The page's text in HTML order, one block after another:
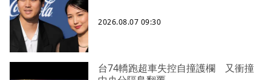
2026.08.07 09:30
台74轎跑超車失控自撞護欄 又衝撞